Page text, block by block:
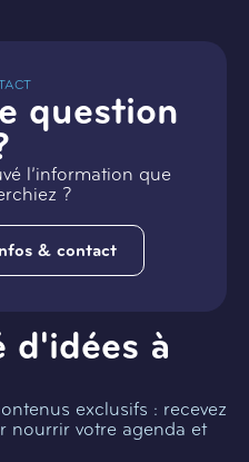
question
l’information que
?
& contact
d'idées à
exclusifs : recevez
nourrir votre agenda et